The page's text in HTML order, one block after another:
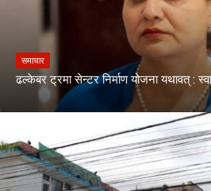
समाचार
ढल्केबर ट्रमा सेन्टर निर्माण योजना यथावत् :